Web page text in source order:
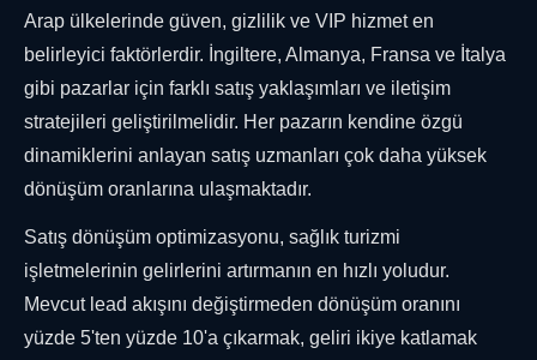
Arap ülkelerinde güven, gizlilik ve VIP hizmet en
belirleyici faktörlerdir. İngiltere, Almanya, Fransa ve İtalya
gibi pazarlar için farklı satış yaklaşımları ve iletişim
stratejileri geliştirilmelidir. Her pazarın kendine özgü
dinamiklerini anlayan satış uzmanları çok daha yüksek
dönüşüm oranlarına ulaşmaktadır.
Satış dönüşüm optimizasyonu, sağlık turizmi
işletmelerinin gelirlerini artırmanın en hızlı yoludur.
Mevcut lead akışını değiştirmeden dönüşüm oranını
yüzde 5'ten yüzde 10'a çıkarmak, geliri ikiye katlamak